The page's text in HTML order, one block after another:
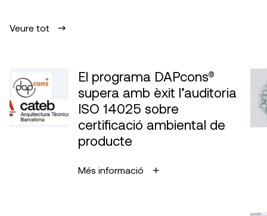
Veure tot
El programa DAPcons®
supera amb èxit l’auditoria
ISO 14025 sobre
certificació ambiental de
producte
Més informació